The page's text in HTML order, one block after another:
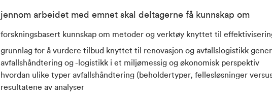
arbeidet med emnet skal deltagerne få kunnskap om
forskningsbasert kunnskap om metoder og verktøy knyttet til
grunnlag for å vurdere tilbud knyttet til renovasjon og avfallslogistikk
avfallshåndtering og -logistikk i et miljømessig og økonomisk perspektiv
hvordan ulike typer avfallshåndtering (beholdertyper, fellesløsninger
resultatene av analyser